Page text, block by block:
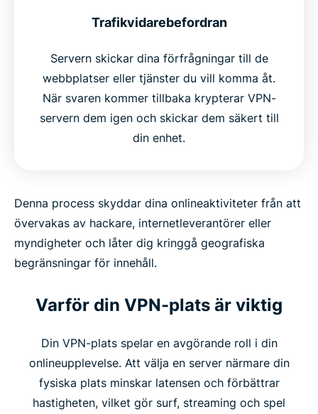
Trafikvidarebefordran
Servern skickar dina förfrågningar till de
webbplatser eller tjänster du vill komma åt.
När svaren kommer tillbaka krypterar VPN-
servern dem igen och skickar dem säkert till
din enhet.
Denna process skyddar dina onlineaktiviteter från att
övervakas av hackare, internetleverantörer eller
myndigheter och låter dig kringgå geografiska
begränsningar för innehåll.
Varför din VPN-plats är viktig
Din VPN-plats spelar en avgörande roll i din
onlineupplevelse. Att välja en server närmare din
fysiska plats minskar latensen och förbättrar
hastigheten, vilket gör surf, streaming och spel